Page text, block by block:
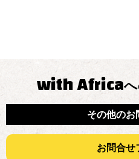
with Africa
その他のお
お問合せ